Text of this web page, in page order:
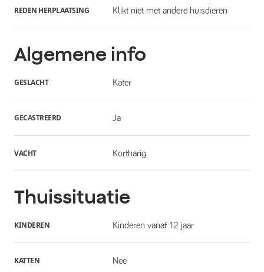
REDEN HERPLAATSING Klikt niet met andere huisdieren
Algemene info
GESLACHT Kater
GECASTREERD Ja
VACHT Kortharig
Thuissituatie
KINDEREN Kinderen vanaf 12 jaar
KATTEN Nee